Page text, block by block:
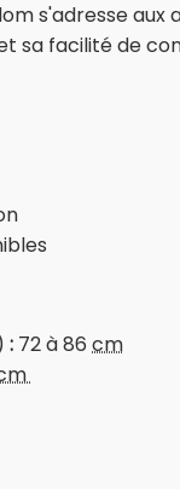
s'adresse
sa facilité de
: 72 à 86 cm